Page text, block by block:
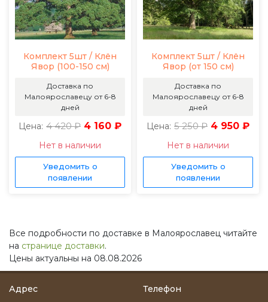
Комплект 5шт / Клён
Явор (100-150 см)
Доставка по
Малоярославецу от 6-8
дней
Цена: 4 420 ₽ 4 160 ₽
Нет в наличии
Уведомить о
появлении
Комплект 5шт / Клён
Явор (от 150 см)
Доставка по
Малоярославецу от 6-8
дней
Цена: 5 250 ₽ 4 950 ₽
Нет в наличии
Уведомить о
появлении
Все подробности по доставке в Малоярославец читайте
на странице доставки.
Цены актуальны на 08.08.2026
Адрес Телефон